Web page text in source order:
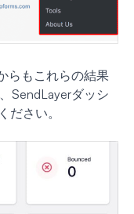
らもこれらの結果
SendLayerダッシ
ださい。